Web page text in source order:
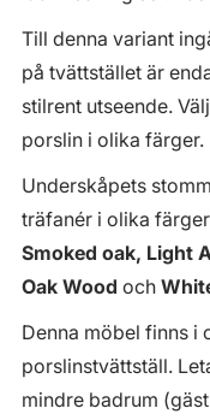
Till denna variant
på tvättstället är
stilrent utseende.
porslin i olika färger.
Underskåpets
träfanér i olika
Smoked oak, Light
Oak Wood och
Denna möbel finns i
porslinstvättställ.
mindre badrum